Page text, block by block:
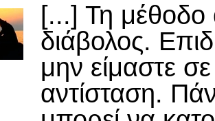
[...] Τη μέθοδο
διάβολος.
μην είμαστε
αντίσταση.